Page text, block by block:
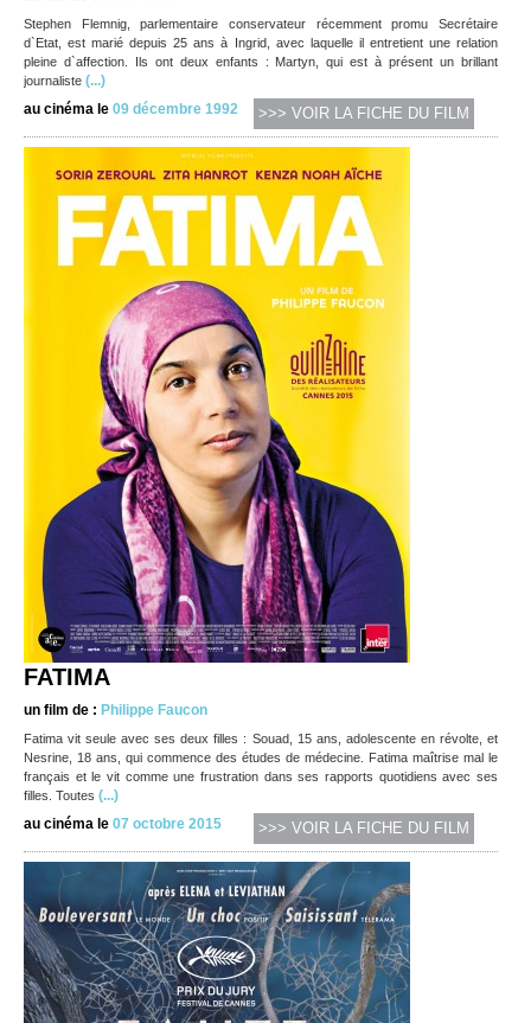
Stephen Flemnig, parlementaire conservateur récemment promu Secrétaire
d`Etat, est marié depuis 25 ans à Ingrid, avec laquelle il entretient une relation
pleine d`affection. Ils ont deux enfants : Martyn, qui est à présent un brillant
journaliste (...)
au cinéma le 09 décembre 1992 >>> VOIR LA FICHE DU FILM
FATIMA
un film de : Philippe Faucon
Fatima vit seule avec ses deux filles : Souad, 15 ans, adolescente en révolte, et
Nesrine, 18 ans, qui commence des études de médecine. Fatima maîtrise mal le
français et le vit comme une frustration dans ses rapports quotidiens avec ses
filles. Toutes (...)
au cinéma le 07 octobre 2015 >>> VOIR LA FICHE DU FILM